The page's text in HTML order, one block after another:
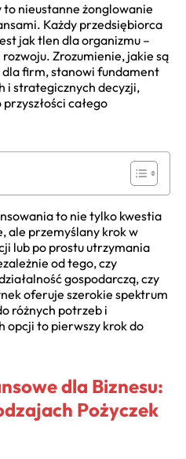
nieustanne żonglowanie
Każdy przedsiębiorca
jak tlen dla organizmu –
Zrozumienie, jakie są
firm, stanowi fundament
i strategicznych decyzji,
całego
to nie tylko kwestia
ale przemyślany krok w
lub po prostu utrzymania
od tego, czy
gospodarczą, czy
oferuje szerokie spektrum
różnych potrzeb i
opcji to pierwszy krok do
dla Biznesu:
Pożyczek